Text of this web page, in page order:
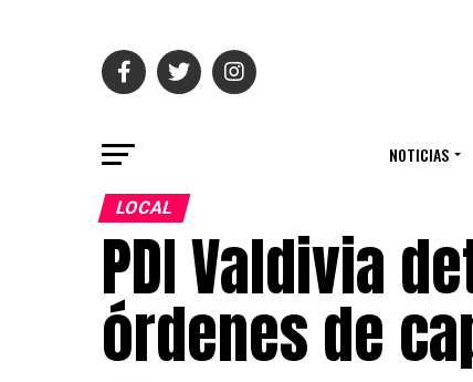
NOTICIAS
LOCAL
PDI Valdivia
órdenes de